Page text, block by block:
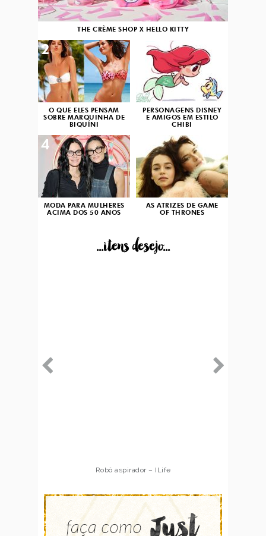
THE CRÈME SHOP X HELLO KITTY
O QUE ELES PENSAM
SOBRE MARQUINHA DE
BIQUÍNI
2
PERSONAGENS DISNEY
E AMIGOS EM ESTILO
CHIBI
3
MODA PARA MULHERES
ACIMA DOS 50 ANOS
4
AS ATRIZES DE GAME
OF THRONES
...itens desejo...
Robô aspirador – ILife